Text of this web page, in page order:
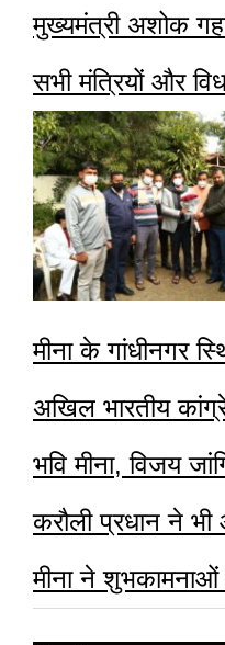
मुख्यमंत्री अशोक
सभी मंत्रियों और
मीना के गांधीनगर
अखिल भारतीय
भवि मीना, विजय
करौली प्रधान ने
मीना ने शुभकामनाओं